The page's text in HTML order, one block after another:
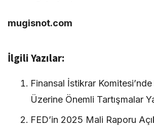
mugisnot.com
İlgili Yazılar:
Finansal İstikrar
Üzerine Önemli Tartışmalar
FED’in 2025 Mali Raporu